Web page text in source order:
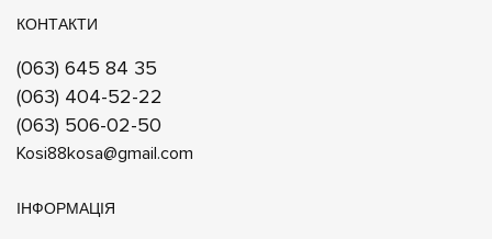
КОНТАКТИ
(063) 645 84 35
(063) 404-52-22
(063) 506-02-50
Kosi88kosa@gmail.com
ІНФОРМАЦІЯ